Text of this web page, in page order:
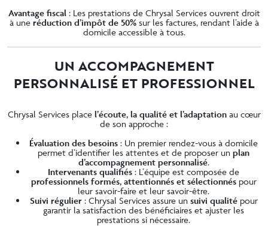
Avantage fiscal: Les prestations de Chrysal Services ouvrent droit
à une réduction d’impôt de 50%sur les factures, rendant l’aide à
domicile accessible à tous.
UN ACCOMPAGNEMENT
PERSONNALISÉ ET PROFESSIONNEL
Chrysal Services place l’écoute, la qualité et l’adaptationau cœur
de son approche :
Évaluation des besoins : Un premier rendez-vous à domicile
permet d’identifier les attentes et de proposer un plan
d’accompagnement personnalisé.
Intervenants qualifiés : L’équipe est composée de
professionnels formés, attentionnés et sélectionnéspour
leur savoir-faire et leur savoir-être.
Suivi régulier: Chrysal Services assure un suivi qualitépour
garantir la satisfaction des bénéficiaires et ajuster les
prestations si nécessaire.